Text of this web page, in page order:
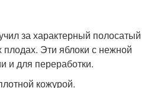
за характерный полосатый
Эти яблоки с нежной
и для переработки.